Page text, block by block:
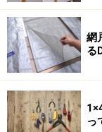
網
る
っ